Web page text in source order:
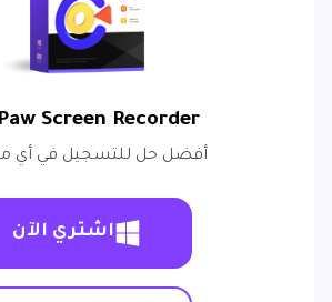
Screen Recorder
أفضل حل للتسجيل في أي
اشتري الآن